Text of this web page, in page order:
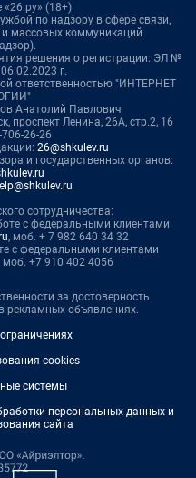
«26.ру» (18+)
по надзору в сфере связи,
массовых коммуникаций
решения о регистрации: ЭЛ №
г.
ответственностью "ИНТЕРНЕТ
Анатолий Павлович
проспект Ленина, 26А, стр.2, 16
26-26
26@shkulev.ru
и государственных органов:
сотрудничества:
с федеральными клиентами
, моб. + 7 982 640 34 32
с федеральными клиентами
моб. +7 910 402 4056
за достоверность
рекламных объявлениях.
cookies
системы
персональных данных и
сайта